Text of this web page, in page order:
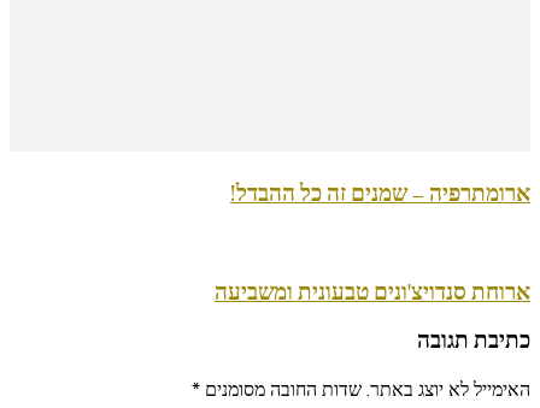
ארומתרפיה – שמנים זה כל ההבדל!
ארוחת סנדויצ'ונים טבעונית ומשביעה
כתיבת תגובה
האימייל לא יוצג באתר.שדות החובה מסומנים *